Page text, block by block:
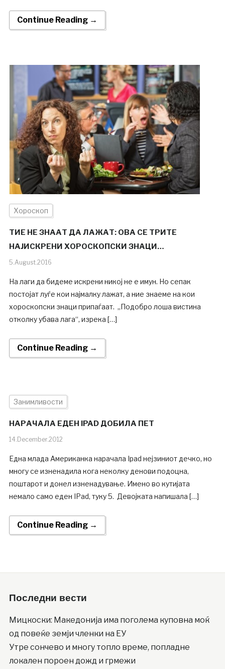
Continue Reading →
Хороскоп
ТИЕ НЕ ЗНААТ ДА ЛАЖАТ: ОВА СЕ ТРИТЕ
НАЈИСКРЕНИ ХОРОСКОПСКИ ЗНАЦИ…
5.August.2016
На лаги да бидеме искрени никој не е имун. Но сепак
постојат луѓе кои најмалку лажат, а ние знаеме на кои
хороскопски знаци припаѓаат. „Подобро лоша вистина
отколку убава лага“, изрека […]
Continue Reading →
Занимливости
НАРАЧАЛА ЕДЕН IPAD ДОБИЛА ПЕТ
14.December.2012
Една млада Американка нарачала Ipad нејзиниот дечко, но
многу се изненадила кога неколку денови подоцна,
поштарот и донел изненадување. Имено во кутијата
немало само еден IPad, туку 5. Девојката напишала […]
Continue Reading →
Последни вести
Мицкоски: Македонија има поголема куповна моќ
од повеќе земји членки на ЕУ
Утре сончево и многу топло време, попладне
локален пороен дожд и грмежи